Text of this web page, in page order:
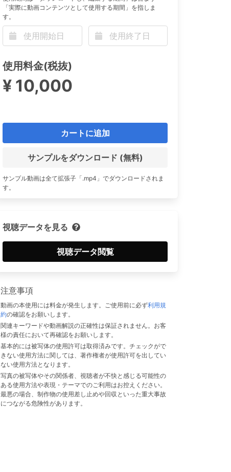
「実際に動画コンテンツとして使用する期間」を指しま
す。
使用料金(税抜)
¥ 10,000
カートに追加
サンプルをダウンロード (無料)
サンプル動画は全て拡張子「.mp4」でダウンロードされま
す。
視聴データを見る
視聴データ閲覧
注意事項
動画の本使用には料金が発生します。ご使用前に必ず利用規
約の確認をお願いします。
関連キーワードや動画解説の正確性は保証されません。お客
様の責任において再確認をお願いします。
基本的には被写体の使用許可は取得済みです。チェックがで
きない使用方法に関しては、著作権者が使用許可を出してい
ない使用方法となります。
写真の被写体やその関係者、視聴者が不快と感じる可能性の
ある使用方法や表現・テーマでのご利用はお控えください。
最悪の場合、制作物の使用差し止めや回収といった重大事故
につながる危険性があります。